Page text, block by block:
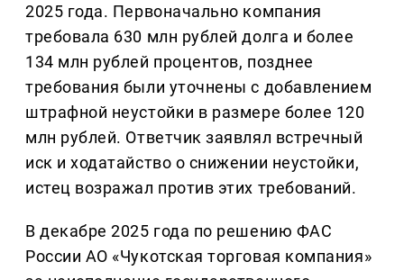
2025 года. Первоначально компания
требовала 630 млн рублей долга и более
134 млн рублей процентов, позднее
требования были уточнены с добавлением
штрафной неустойки в размере более 120
млн рублей. Ответчик заявлял встречный
иск и ходатайство о снижении неустойки,
истец возражал против этих требований.
В декабре 2025 года по решению ФАС
России АО «Чукотская торговая компания»